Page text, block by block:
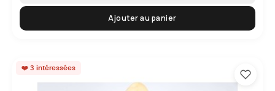
Ajouter au panier
❤️ 3 intéressées